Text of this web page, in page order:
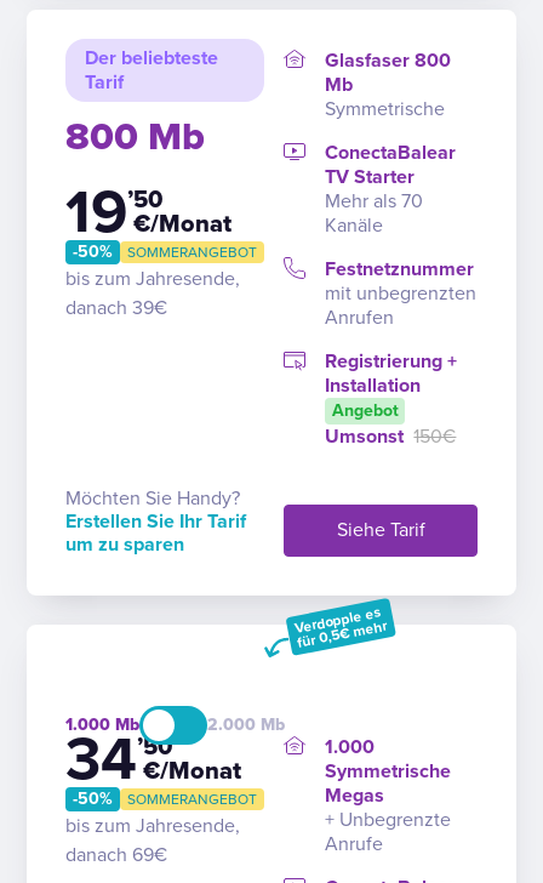
Der beliebteste
Tarif
800 Mb
19’50
€/Monat
-50% SOMMERANGEBOT
bis zum Jahresende,
danach 39€
Siehe Tarif
Glasfaser 800
Mb
Symmetrische
ConectaBalear
TV Starter
Mehr als 70
Kanäle
Festnetznummer
mit unbegrenzten
Anrufen
Registrierung +
Installation
Angebot
Umsonst 150€
Möchten Sie Handy?
Erstellen Sie Ihr Tarif
um zu sparen
1.000 2.000
Verdopple es
für 0,5€ mehr
34’50
€/Monat
-50% SOMMERANGEBOT
bis zum Jahresende,
danach 69€
1.000
Symmetrische
Megas
+ Unbegrenzte
Anrufe